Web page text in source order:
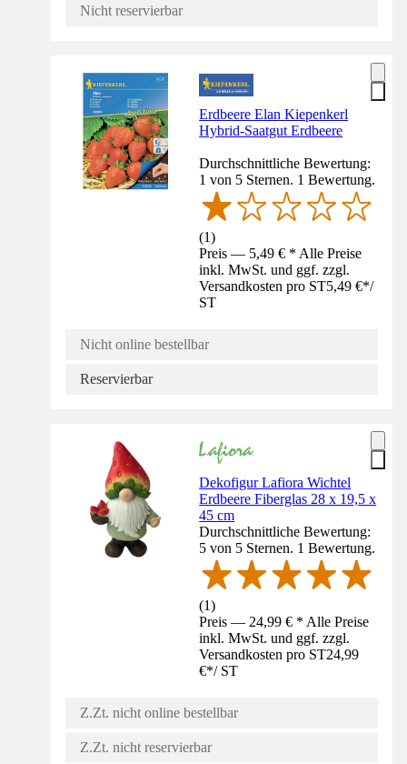
Nicht reservierbar
Erdbeere Elan Kiepenkerl
Hybrid-Saatgut Erdbeere
Durchschnittliche Bewertung:
1 von 5 Sternen. 1 Bewertung.
(1)
Preis — 5,49 € * Alle Preise
inkl. MwSt. und ggf. zzgl.
Versandkosten pro ST5,49 €*/
ST
Nicht online bestellbar
Reservierbar
Dekofigur Lafiora Wichtel
Erdbeere Fiberglas 28 x 19,5 x
45 cm
Durchschnittliche Bewertung:
5 von 5 Sternen. 1 Bewertung.
(1)
Preis — 24,99 € * Alle Preise
inkl. MwSt. und ggf. zzgl.
Versandkosten pro ST24,99
€*/ ST
Z.Zt. nicht online bestellbar
Z.Zt. nicht reservierbar